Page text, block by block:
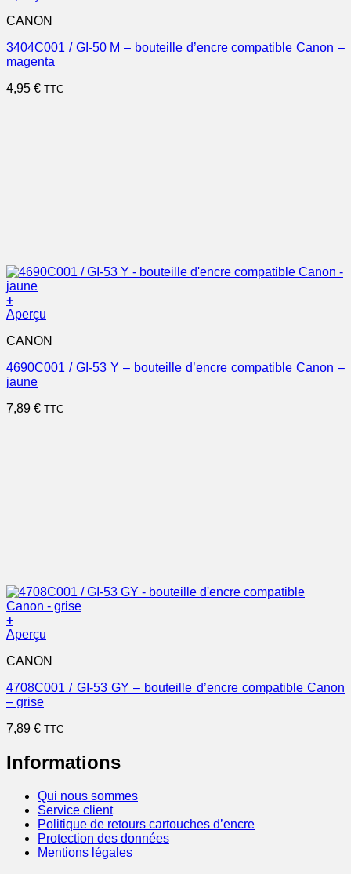
CANON
3404C001 / GI-50 M – bouteille d’encre compatible Canon –
magenta
4,95 € TTC
+
Aperçu
CANON
4690C001 / GI-53 Y – bouteille d’encre compatible Canon –
jaune
7,89 € TTC
+
Aperçu
CANON
4708C001 / GI-53 GY – bouteille d’encre compatible Canon
– grise
7,89 € TTC
Informations
Qui nous sommes
Service client
Politique de retours cartouches d’encre
Protection des données
Mentions légales